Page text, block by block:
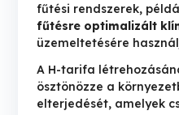
fűtési rendszerek,
fűtésre optimalizált
üzemeltetésére
A H-tarifa
ösztönözze a
elterjedését, amelyek